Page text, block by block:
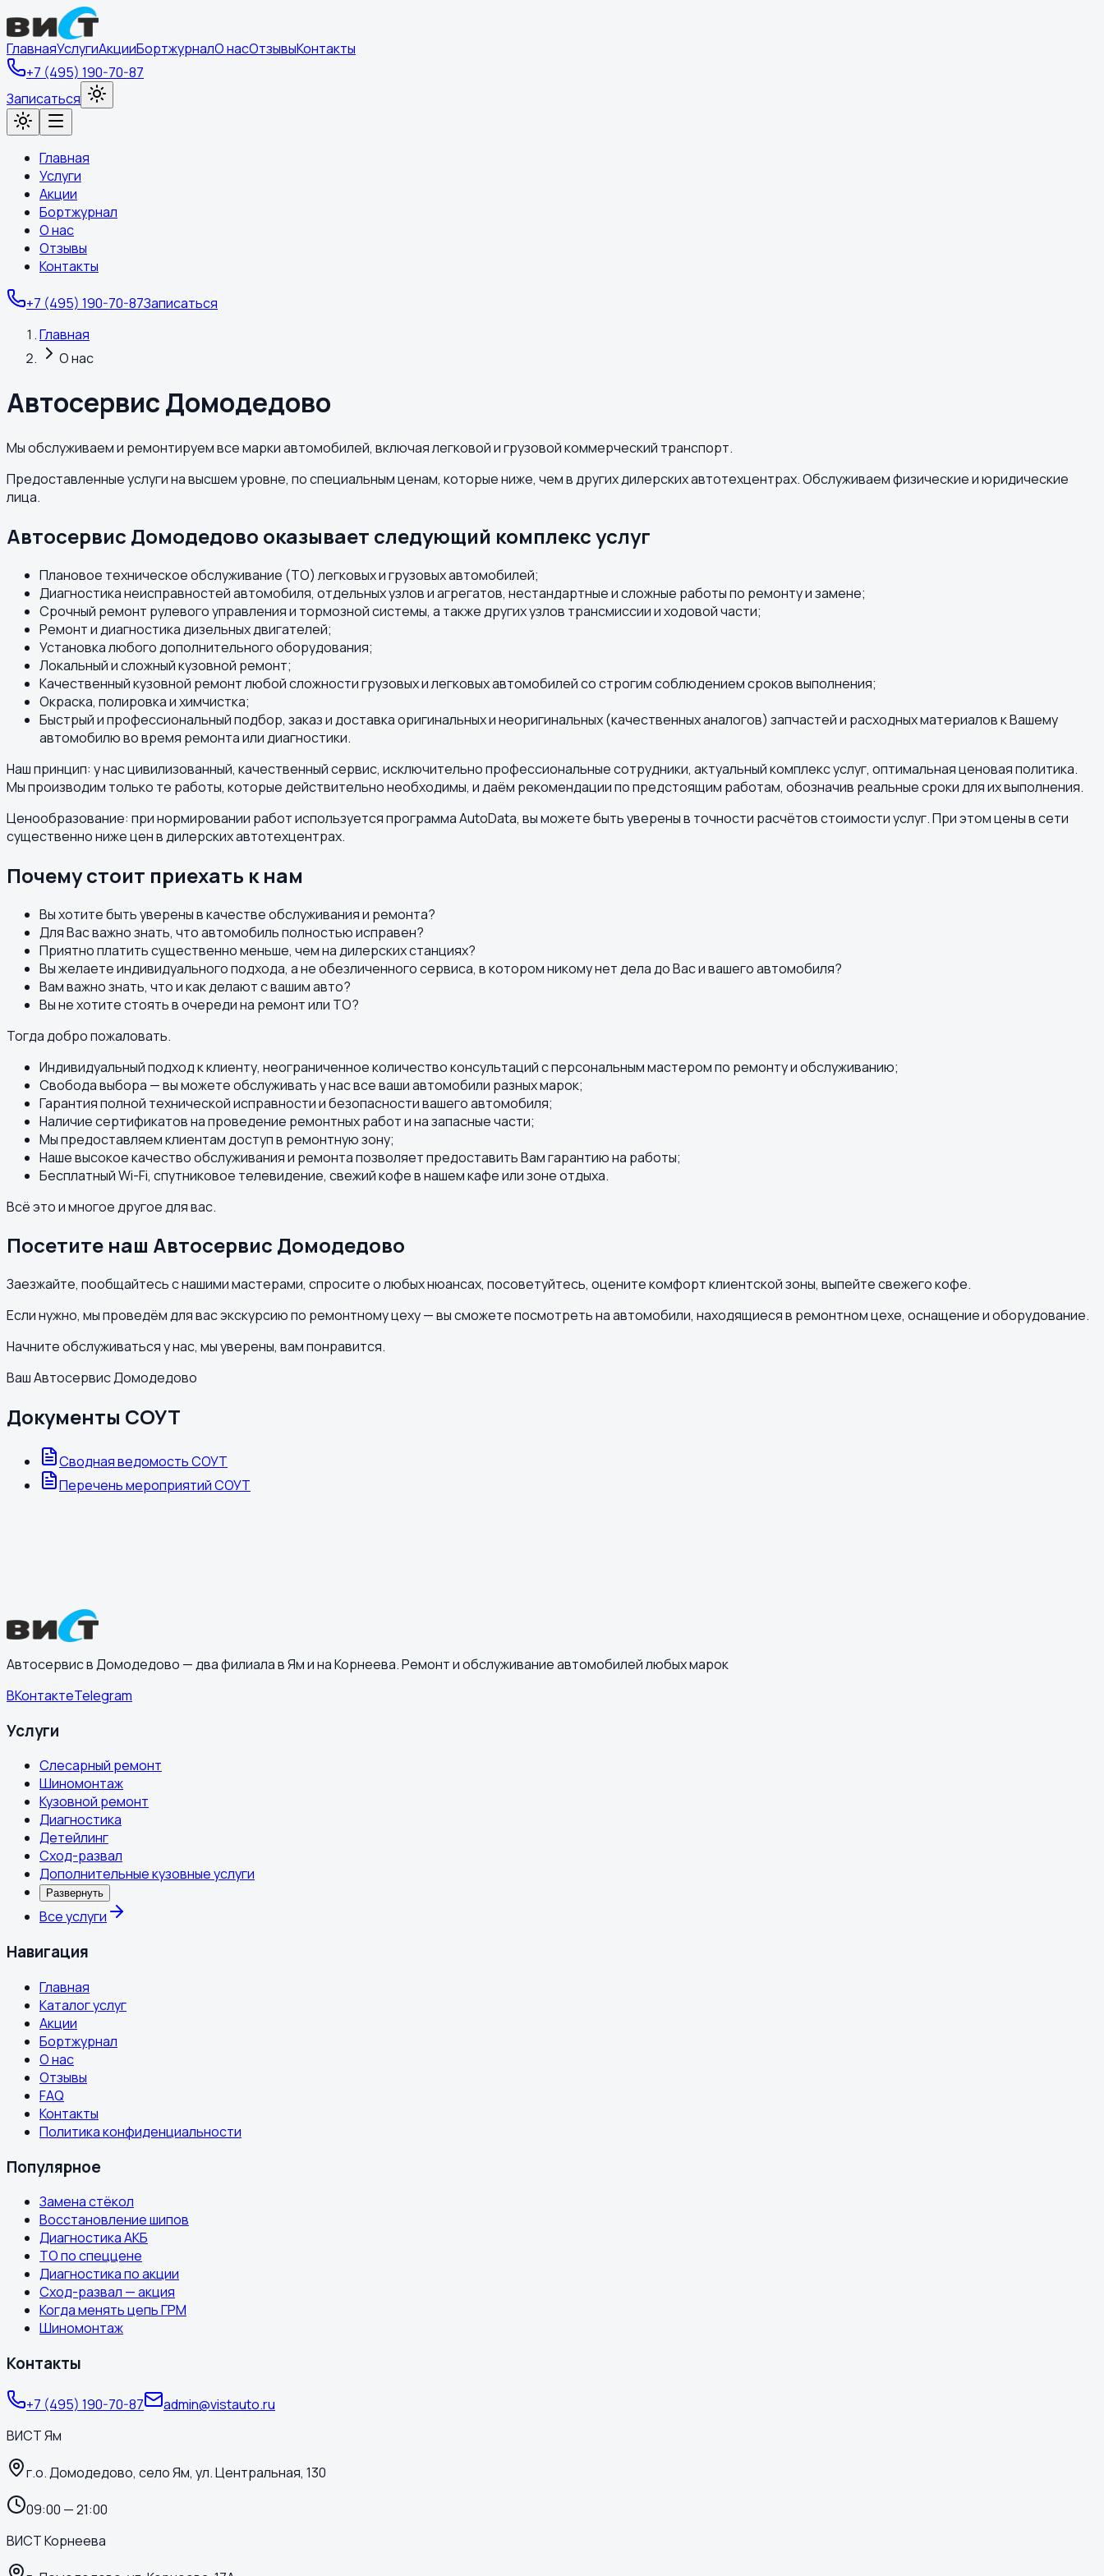
ГлавнаяУслугиАкцииБортжурналО насОтзывыКонтакты
+7 (495) 190-70-87
Записаться
Главная
Услуги
Акции
Бортжурнал
О нас
Отзывы
Контакты
+7 (495) 190-70-87Записаться
Главная
О нас
Автосервис Домодедово
Мы обслуживаем и ремонтируем все марки автомобилей, включая легковой и грузовой коммерческий транспорт.
Предоставленные услуги на высшем уровне, по специальным ценам, которые ниже, чем в других дилерских автотехцентрах. Обслуживаем физические и юридические
лица.
Автосервис Домодедово оказывает следующий комплекс услуг
Плановое техническое обслуживание (ТО) легковых и грузовых автомобилей;
Диагностика неисправностей автомобиля, отдельных узлов и агрегатов, нестандартные и сложные работы по ремонту и замене;
Срочный ремонт рулевого управления и тормозной системы, а также других узлов трансмиссии и ходовой части;
Ремонт и диагностика дизельных двигателей;
Установка любого дополнительного оборудования;
Локальный и сложный кузовной ремонт;
Качественный кузовной ремонт любой сложности грузовых и легковых автомобилей со строгим соблюдением сроков выполнения;
Окраска, полировка и химчистка;
Быстрый и профессиональный подбор, заказ и доставка оригинальных и неоригинальных (качественных аналогов) запчастей и расходных материалов к Вашему
автомобилю во время ремонта или диагностики.
Наш принцип: у нас цивилизованный, качественный сервис, исключительно профессиональные сотрудники, актуальный комплекс услуг, оптимальная ценовая политика.
Мы производим только те работы, которые действительно необходимы, и даём рекомендации по предстоящим работам, обозначив реальные сроки для их выполнения.
Ценообразование: при нормировании работ используется программа AutoData, вы можете быть уверены в точности расчётов стоимости услуг. При этом цены в сети
существенно ниже цен в дилерских автотехцентрах.
Почему стоит приехать к нам
Вы хотите быть уверены в качестве обслуживания и ремонта?
Для Вас важно знать, что автомобиль полностью исправен?
Приятно платить существенно меньше, чем на дилерских станциях?
Вы желаете индивидуального подхода, а не обезличенного сервиса, в котором никому нет дела до Вас и вашего автомобиля?
Вам важно знать, что и как делают с вашим авто?
Вы не хотите стоять в очереди на ремонт или ТО?
Тогда добро пожаловать.
Индивидуальный подход к клиенту, неограниченное количество консультаций с персональным мастером по ремонту и обслуживанию;
Свобода выбора — вы можете обслуживать у нас все ваши автомобили разных марок;
Гарантия полной технической исправности и безопасности вашего автомобиля;
Наличие сертификатов на проведение ремонтных работ и на запасные части;
Мы предоставляем клиентам доступ в ремонтную зону;
Наше высокое качество обслуживания и ремонта позволяет предоставить Вам гарантию на работы;
Бесплатный Wi-Fi, спутниковое телевидение, свежий кофе в нашем кафе или зоне отдыха.
Всё это и многое другое для вас.
Посетите наш Автосервис Домодедово
Заезжайте, пообщайтесь с нашими мастерами, спросите о любых нюансах, посоветуйтесь, оцените комфорт клиентской зоны, выпейте свежего кофе.
Если нужно, мы проведём для вас экскурсию по ремонтному цеху — вы сможете посмотреть на автомобили, находящиеся в ремонтном цехе, оснащение и оборудование.
Начните обслуживаться у нас, мы уверены, вам понравится.
Ваш Автосервис Домодедово
Документы СОУТ
Сводная ведомость СОУТ
Перечень мероприятий СОУТ
+7 (495) 190-70-87
Автосервис в Домодедово — два филиала в Ям и на Корнеева. Ремонт и обслуживание автомобилей любых марок
ВКонтактеTelegram
Услуги
Слесарный ремонт
Шиномонтаж
Кузовной ремонт
Диагностика
Детейлинг
Сход-развал
Дополнительные кузовные услуги
Развернуть
Все услуги
Навигация
Главная
Каталог услуг
Акции
Бортжурнал
О нас
Отзывы
FAQ
Контакты
Политика конфиденциальности
Популярное
Замена стёкол
Восстановление шипов
Диагностика АКБ
ТО по спеццене
Диагностика по акции
Сход-развал — акция
Когда менять цепь ГРМ
Шиномонтаж
Контакты
+7 (495) 190-70-87
admin@vistauto.ru
ВИСТ Ям
г.о. Домодедово, село Ям, ул. Центральная, 130
09:00 — 21:00
ВИСТ Корнеева